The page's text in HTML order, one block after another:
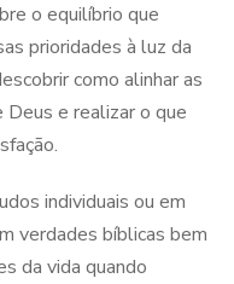
o equilíbrio que
prioridades à luz da
como alinhar as
e realizar o que
individuais ou em
verdades bíblicas bem
da vida quando